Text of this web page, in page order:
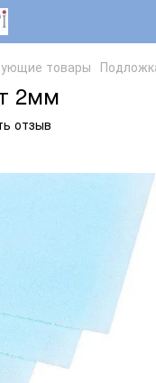
товары
2мм
отзыв